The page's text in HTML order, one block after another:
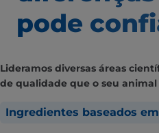
pode
Lideramos diversas áreas
de qualidade que o seu
Ingredientes baseados